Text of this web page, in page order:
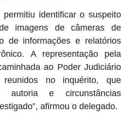
permitiu identificar o suspeito
imagens de câmeras de
de informações e relatórios
A representação pela
ao Poder Judiciário
no inquérito, que
autoria e circunstâncias
afirmou o delegado.